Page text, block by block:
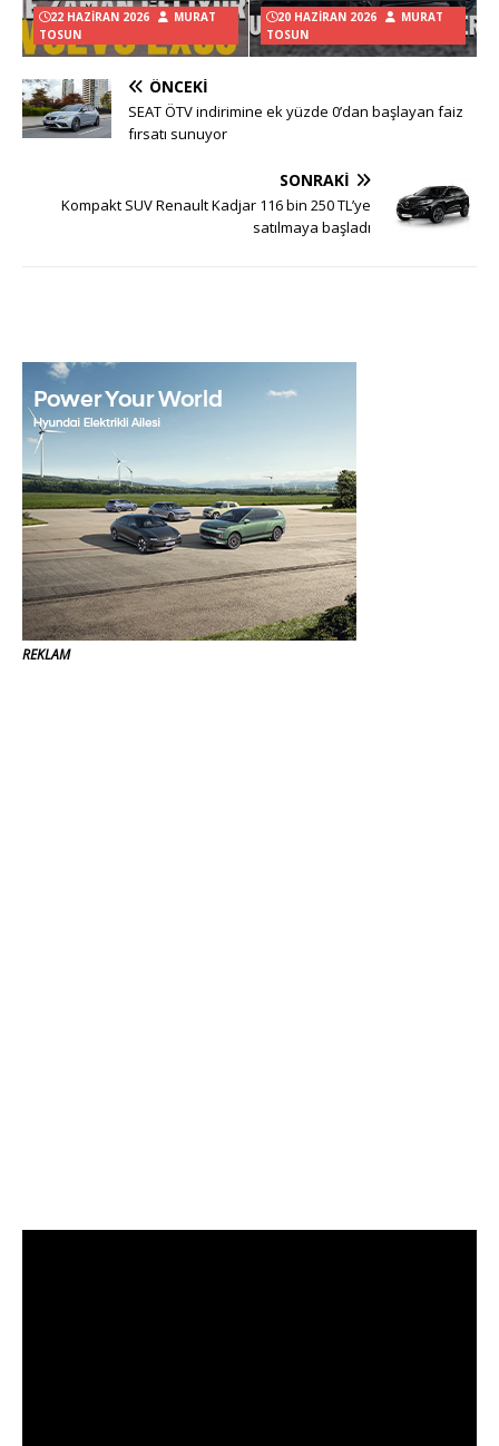
22 HAZIRAN 2026
MURAT
TOSUN
20 HAZIRAN 2026
MURAT
TOSUN
ÖNCEKI
SEAT ÖTV indirimine ek yüzde 0’dan başlayan faiz
fırsatı sunuyor
SONRAKI
Kompakt SUV Renault Kadjar 116 bin 250 TL’ye
satılmaya başladı
REKLAM